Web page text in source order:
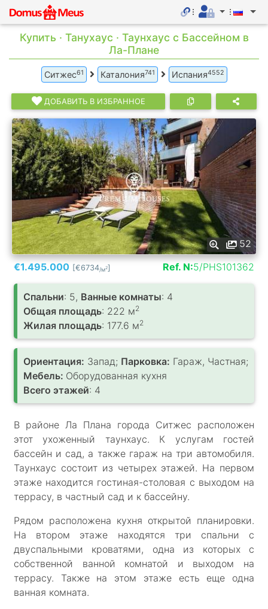
Купить · Танухаус · Таунхаус с Бассейном в
Ла-Плане
Ситжес61 Каталония741 Испания4552
ДОБАВИТЬ В ИЗБРАННОЕ
52
€1.495.000 [€6734/м2] Ref. N:5/PHS101362
Спальни: 5, Ванные комнаты: 4
Общая площадь: 222 м2
Жилая площадь: 177.6 м2
Ориентация: Запад; Парковка: Гараж, Частная;
Мебель: Оборудованная кухня
Всего этажей: 4
В районе Ла Плана города Ситжес расположен
этот ухоженный таунхаус. К услугам гостей
бассейн и сад, а также гараж на три автомобиля.
Таунхаус состоит из четырех этажей. На первом
этаже находится гостиная-столовая с выходом на
террасу, в частный сад и к бассейну.
Рядом расположена кухня открытой планировки.
На втором этаже находятся три спальни с
двуспальными кроватями, одна из которых с
собственной ванной комнатой и выходом на
террасу. Также на этом этаже есть еще одна
ванная комната.